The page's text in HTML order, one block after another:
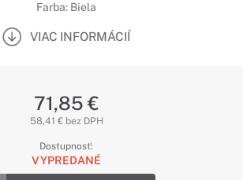
Farba: Biela
VIAC INFORMÁCIÍ
71,85 €
58,41 € bez DPH
Dostupnosť:
VYPREDANÉ